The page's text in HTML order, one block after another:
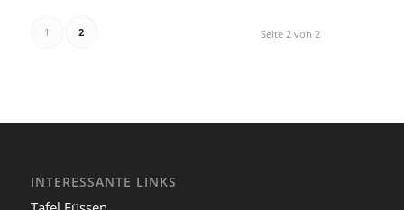
Seite 2 von 2
1 2
INTERESSANTE LINKS